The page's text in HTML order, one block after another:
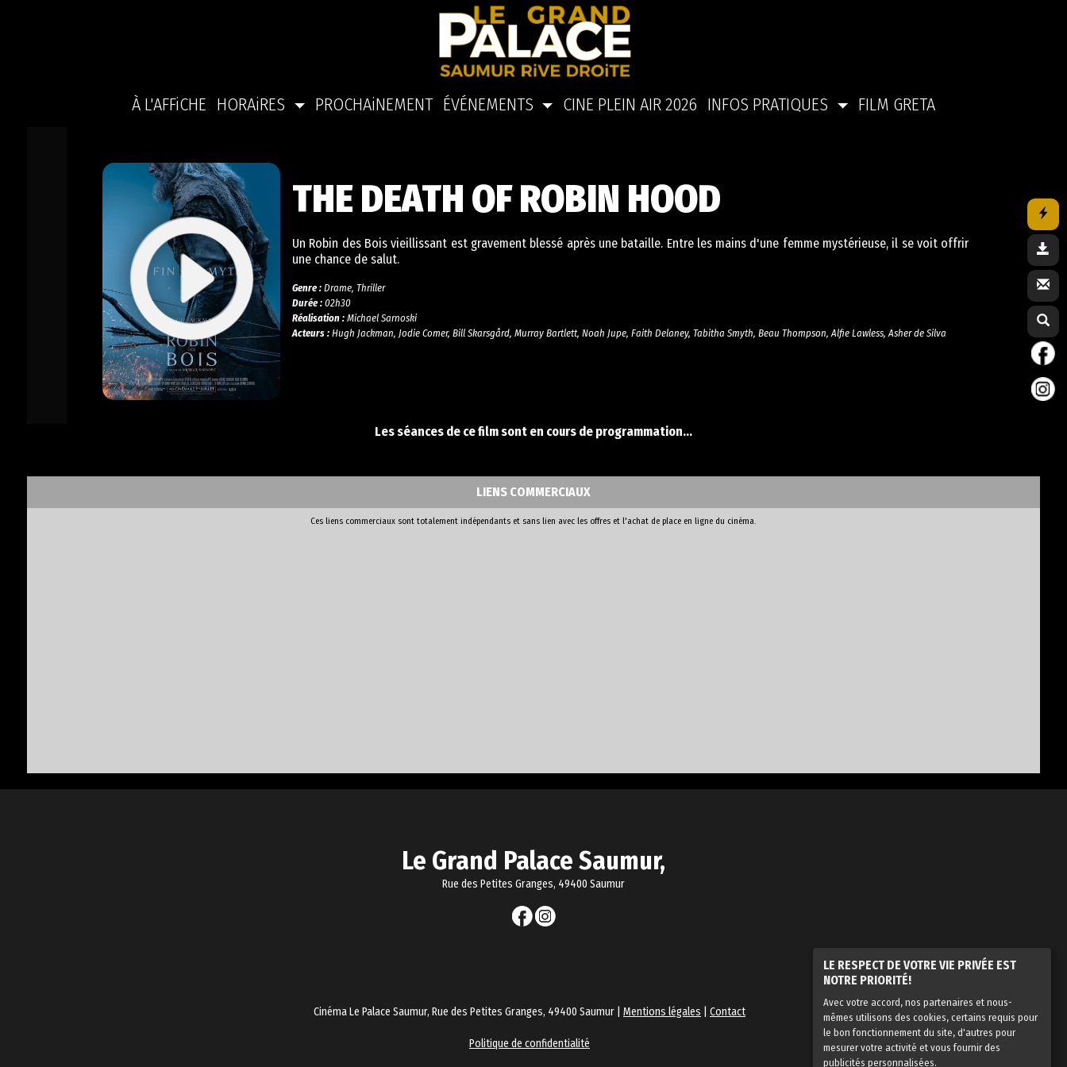
LE RESPECT DE VOTRE VIE PRIVÉE EST
NOTRE PRIORITÉ!
Avec votre accord, nos partenaires et nous-
mêmes utilisons des cookies, certains requis pour
le bon fonctionnement du site, d'autres pour
mesurer votre activité et vous fournir des
publicités personnalisées.
À L'AFFiCHE HORAiRES PROCHAiNEMENT ÉVÉNEMENTS CINE PLEIN AIR 2026 INFOS PRATIQUES FILM GRETA
THE DEATH OF ROBIN HOOD
Un Robin des Bois vieillissant est gravement blessé après une bataille. Entre les mains d'une femme mystérieuse, il se voit offrir
une chance de salut.
Genre : Drame, Thriller
Durée : 02h30
Réalisation : Michael Sarnoski
Acteurs :Hugh Jackman, Jodie Comer, Bill Skarsgård, Murray Bartlett, Noah Jupe, Faith Delaney, Tabitha Smyth, Beau Thompson, Alfie Lawless, Asher de Silva
Les séances de ce film sont en cours de programmation...
LIENS COMMERCIAUX
Ces liens commerciaux sont totalement indépendants et sans lien avec les offres et l'achat de place en ligne du cinéma.
Le Grand Palace Saumur,
Rue des Petites Granges, 49400 Saumur
Cinéma Le Palace Saumur, Rue des Petites Granges, 49400 Saumur | Mentions légales Contact
Politique de confidentialité